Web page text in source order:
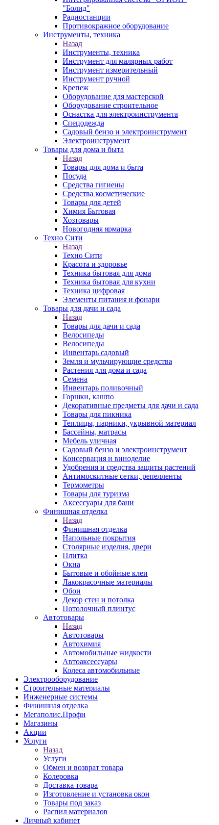
"Болид"
Радиостанции
Противокражное оборудование
Инструменты, техника
Назад
Инструменты, техника
Инструмент для малярных работ
Инструмент измерительный
Инструмент ручной
Крепеж
Оборудование для мастерской
Оборудование строительное
Оснастка для электроинструмента
Спецодежда
Садовый бензо и электроинструмент
Электроинструмент
Товары для дома и быта
Назад
Товары для дома и быта
Посуда
Средства гигиены
Средства косметические
Товары для детей
Химия Бытовая
Хозтовары
Новогодняя ярмарка
Техно Сити
Назад
Техно Сити
Красота и здоровье
Техника бытовая для дома
Техника бытовая для кухни
Техника цифровая
Элементы питания и фонари
Товары для дачи и сада
Назад
Товары для дачи и сада
Велосипеды
Велосипеды
Инвентарь садовый
Земля и мульчирующие средства
Растения для дома и сада
Семена
Инвентарь поливочный
Горшки, кашпо
Декоративные предметы для дачи и сада
Товары для пикника
Теплицы, парники, укрывной материал
Бассейны, матрасы
Мебель уличная
Садовый бензо и электроинструмент
Консервация и виноделие
Удобрения и средства защиты растений
Антимоскитные сетки, репелленты
Термометры
Товары для туризма
Аксессуары для бани
Финишная отделка
Назад
Финишная отделка
Напольные покрытия
Столярные изделия, двери
Плитка
Окна
Бытовые и обойные клеи
Лакокрасочные материалы
Обои
Декор стен и потолка
Потолочный плинтус
Автотовары
Назад
Автотовары
Автохимия
Автомобильные жидкости
Автоаксессуары
Колеса автомобильные
Электрооборудование
Строительные материалы
Инженерные системы
Финишная отделка
Мегаполис.Профи
Магазины
Акции
Услуги
Назад
Услуги
Обмен и возврат товара
Колеровка
Доставка товара
Изготовление и установка окон
Товары под заказ
Распил материалов
Личный кабинет